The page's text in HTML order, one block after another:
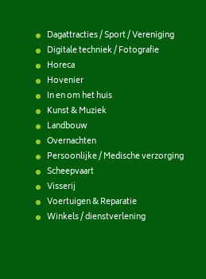
Dagattracties / Sport / Vereniging
Digitale techniek / Fotografie
Horeca
Hovenier
In en om het huis
Kunst & Muziek
Landbouw
Overnachten
Persoonlijke / Medische verzorging
Scheepvaart
Visserij
Voertuigen & Reparatie
Winkels / dienstverlening